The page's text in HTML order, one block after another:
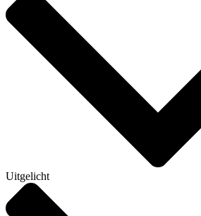
Uitgelicht